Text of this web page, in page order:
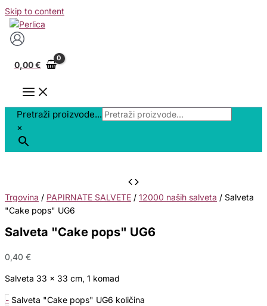
Skip to content
0,00€
Pretraži proizvode...
×
Trgovina / PAPIRNATE SALVETE / 12000 naših salveta / Salveta
"Cake pops" UG6
Salveta "Cake pops" UG6
0,40 €
Salveta 33 x 33 cm, 1 komad
- Salveta "Cake pops" UG6 količina